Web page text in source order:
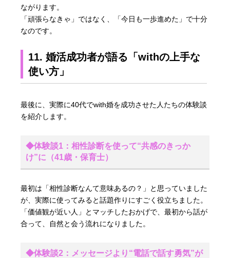
ながります。
「頑張らなきゃ」ではなく、「今日も一歩進めた」で十分
なのです。
11. 婚活成功者が語る「withの上手な
使い方」
最後に、実際に40代でwith婚を成功させた人たちの体験談
を紹介します。
◆体験談1：相性診断を使って“共感のきっか
け”に（41歳・保育士）
最初は「相性診断なんて意味あるの？」と思っていました
が、実際に使ってみると話題作りにすごく役立ちました。
「価値観が近い人」とマッチしたおかげで、最初から話が
合って、自然と会う流れになりました。
◆体験談2：メッセージより“電話で話す勇気”が